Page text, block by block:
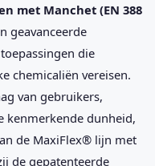
met Manchet (EN 388
geavanceerde
die
chemicaliën vereisen.
van gebruikers,
kenmerkende dunheid,
de MaxiFlex® lijn met
de gepatenteerde